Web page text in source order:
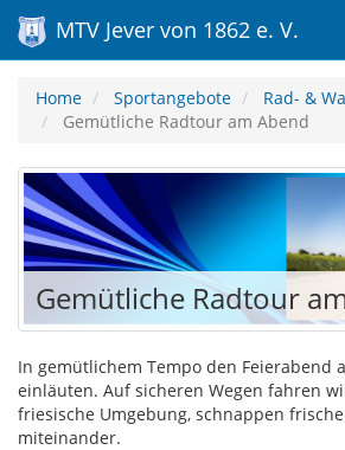
MTV Jever von 1862 e. V.
Home Sportangebote
Rad- &
Gemütliche Radtour am Abend
Gemütliche Radtour
In gemütlichem Tempo den Feierabend
einläuten. Auf sicheren Wegen fahren
friesische Umgebung, schnappen
miteinander.